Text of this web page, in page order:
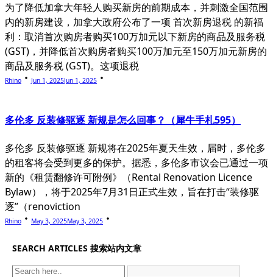
为了降低加拿大年轻人购买新房的前期成本，并刺激全国范围
内的新房建设，加拿大政府公布了一项 首次新房退税 的新福
利：取消首次购房者购买100万加元以下新房的商品及服务税
(GST)，并降低首次购房者购买100万加元至150万加元新房的
商品及服务税 (GST)。这项退税
Rhino Jun 1, 2025Jun 1, 2025
多伦多 反装修驱逐 新规是怎么回事？（犀牛手札595）
多伦多 反装修驱逐 新规将在2025年夏天生效，届时，多伦多
的租客将会受到更多的保护。据悉，多伦多市议会已通过一项
新的《租赁翻修许可附例》（Rental Renovation Licence
Bylaw），将于2025年7月31日正式生效，旨在打击“装修驱
逐”（renoviction
Rhino May 3, 2025May 3, 2025
SEARCH ARTICLES 搜索站内文章